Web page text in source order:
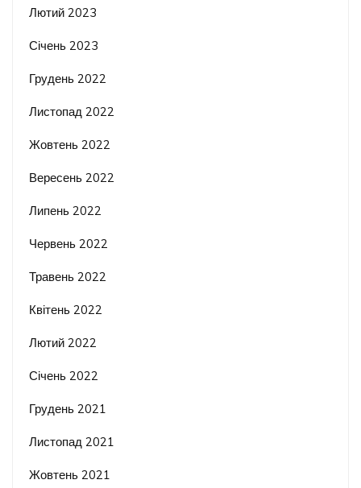
Лютий 2023
Січень 2023
Грудень 2022
Листопад 2022
Жовтень 2022
Вересень 2022
Липень 2022
Червень 2022
Травень 2022
Квітень 2022
Лютий 2022
Січень 2022
Грудень 2021
Листопад 2021
Жовтень 2021